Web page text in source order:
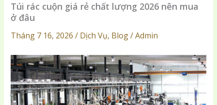
Túi rác cuộn giá rẻ chất lượng 2026 nên mua
ở đâu
Tháng 7 16, 2026 / Dịch Vụ, Blog / Admin